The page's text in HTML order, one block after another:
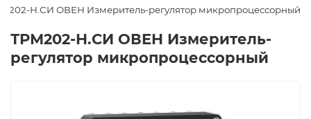
Н.СИ ОВЕН Измеритель-регулятор микропроцессорный
ТРМ202-Н.СИ ОВЕН Измеритель-
регулятор микропроцессорный